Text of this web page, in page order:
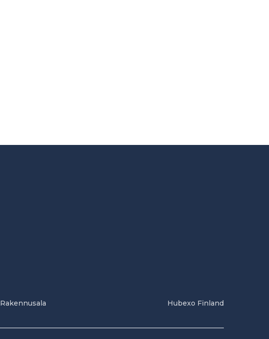
Rakennusala Hubexo Finland